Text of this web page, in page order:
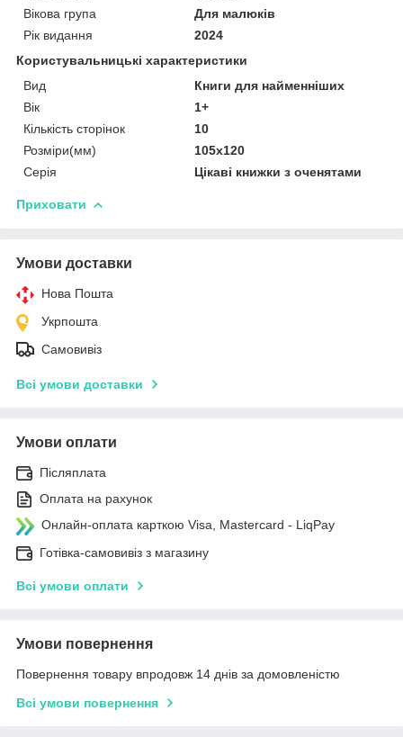
Вікова група
Для малюків
Рік видання
2024
Користувальницькі характеристики
Вид
Книги для найменніших
Вік
1+
Кількість сторінок
10
Розміри(мм)
105х120
Серія
Цікаві книжки з оченятами
Приховати
Умови доставки
Нова Пошта
Укрпошта
Самовивіз
Всі умови доставки
Умови оплати
Післяплата
Оплата на рахунок
Онлайн-оплата карткою Visa, Mastercard - LiqPay
Готівка-самовивіз з магазину
Всі умови оплати
Умови повернення
Повернення товару впродовж 14 днів за домовленістю
Всі умови повернення